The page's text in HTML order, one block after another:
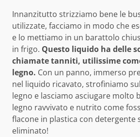
Innanzitutto strizziamo bene le
utilizzate, facciamo in modo che
e lo mettiamo in un barattolo
in frigo. Questo liquido ha delle
chiamate tanniti, utilissime
legno. Con un panno, immerso
nel liquido ricavato, strofiniamo
legno e lasciamo asciugare molto
legno ravvivato e nutrito come
flacone in plastica con detergente
eliminato!